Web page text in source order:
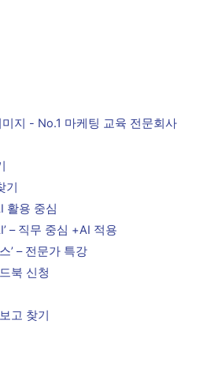
기
활용 중심
– 직무 중심 +AI 적용
’ – 전문가 특강
북 신청
고 찾기